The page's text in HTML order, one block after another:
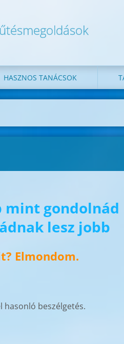
HASZNOS TANÁCSOK
mint gondolnád
lesz jobb
Elmondom.
hasonló beszélgetés.